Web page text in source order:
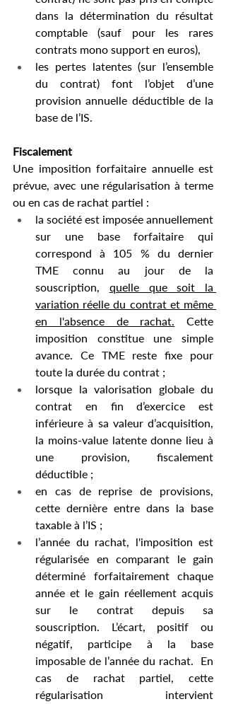
dans la détermination du résultat
comptable (sauf pour les rares
contrats mono support en euros),
les pertes latentes (sur l’ensemble
du contrat) font l’objet d’une
provision annuelle déductible de la
base de l’IS.
Fiscalement
Une imposition forfaitaire annuelle est
prévue, avec une régularisation à terme
ou en cas de rachat partiel :
la société est imposée annuellement
sur une base forfaitaire qui
correspond à 105 % du dernier
TME connu au jour de la
souscription, quelle que soit la
variation réelle du contrat et même
en l'absence de rachat. Cette
imposition constitue une simple
avance. Ce TME reste fixe pour
toute la durée du contrat ;
lorsque la valorisation globale du
contrat en fin d’exercice est
inférieure à sa valeur d’acquisition,
la moins-value latente donne lieu à
une provision, fiscalement
déductible ;
en cas de reprise de provisions,
cette dernière entre dans la base
taxable à l’IS ;
l’année du rachat, l'imposition est
régularisée en comparant le gain
déterminé forfaitairement chaque
année et le gain réellement acquis
sur le contrat depuis sa
souscription. L’écart, positif ou
négatif, participe à la base
imposable de l’année du rachat.  En
cas de rachat partiel, cette
régularisation intervient